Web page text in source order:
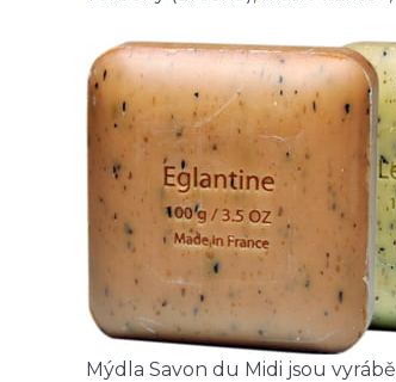
Mýdla Savon du Midi jsou